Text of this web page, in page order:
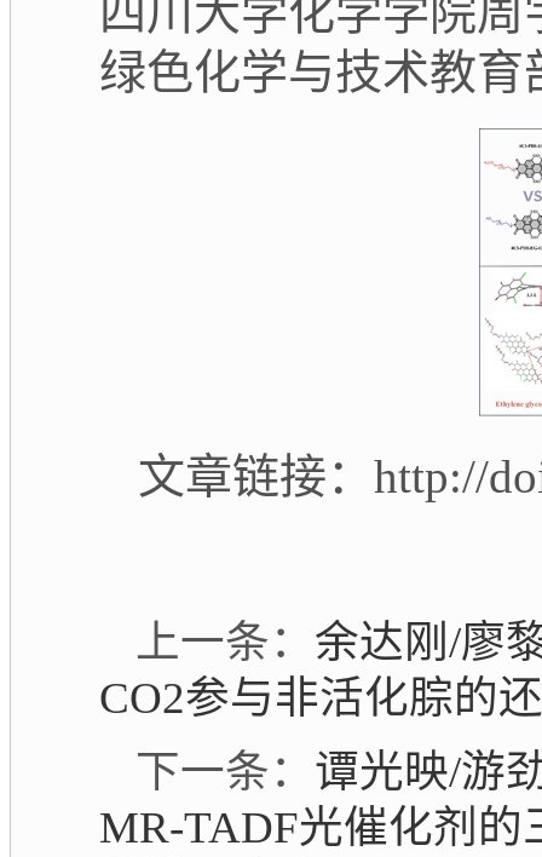
四川大学化学学院
绿色化学与技术教
文章链接： http://
上一条： 余达刚/廖
CO2参与非活化腙的
下一条： 谭光映/游
MR‑TADF光催化剂